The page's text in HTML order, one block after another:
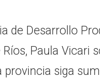
de Desarrollo
Paula Vicari
siga